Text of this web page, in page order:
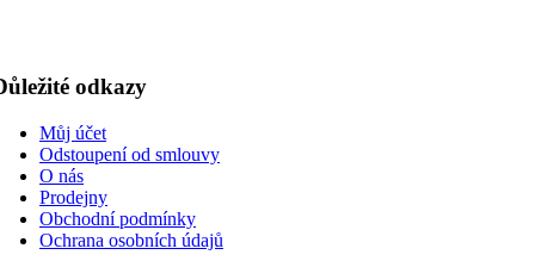
odkazy
Můj účet
Odstoupení od smlouvy
O nás
Prodejny
Obchodní podmínky
Ochrana osobních údajů